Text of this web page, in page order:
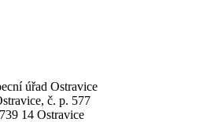
úřad Ostravice
č. p. 577
739 14 Ostravice